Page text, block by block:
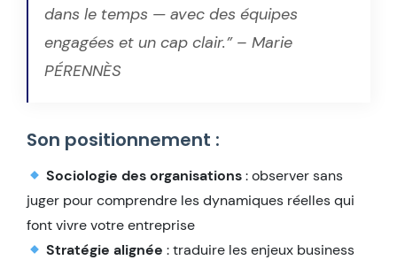
dans le temps — avec des équipes
engagées et un cap clair.”– Marie
PÉRENNÈS
Son positionnement :
Sociologie des organisations: observer sans
juger pour comprendre les dynamiques réelles qui
font vivre votre entreprise
Stratégie alignée : traduire les enjeux business